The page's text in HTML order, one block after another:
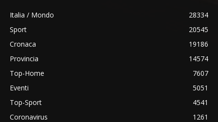
Italia / Mondo
28334
Sport
20545
Cronaca
19186
Provincia
14574
Top-Home
7607
Eventi
5051
Top-Sport
4541
Coronavirus
1261